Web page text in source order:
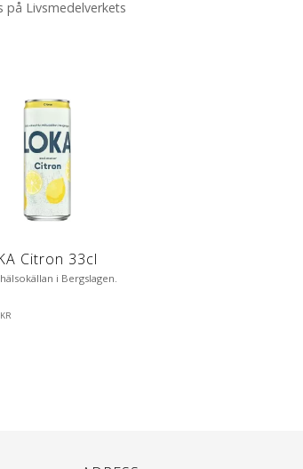
på Livsmedelverkets
Citron 33cl
i Bergslagen.
KR